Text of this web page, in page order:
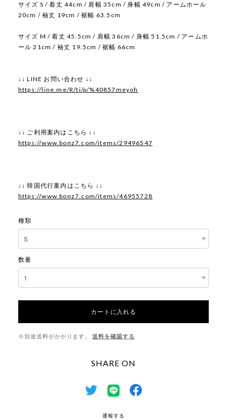
サイズ S / 着丈 44cm / 肩幅 35cm / 身幅 49cm / アームホール
20cm / 袖丈 19cm / 裾幅 63.5cm
サイズ M / 着丈 45.5cm / 肩幅 36cm / 身幅 51.5cm / アームホ
ール 21cm / 袖丈 19.5cm / 裾幅 66cm
↓↓ LINE お問い合わせ ↓↓
https://line.me/R/ti/p/%40857meyoh
↓↓ ご利用案内はこちら ↓↓
https://www.bonz7.com/items/29496547
↓↓ 韓国代行案内はこちら ↓↓
https://www.bonz7.com/items/46955728
種類
数量
カートに入れる
※別途送料がかかります。 送料を確認する
SHARE ON
通報する